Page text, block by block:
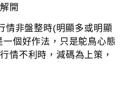
開
情非盤整時(明顯多或明顯
個好作法，只是鴕鳥心態
情不利時，減碼為上策，